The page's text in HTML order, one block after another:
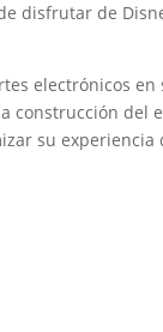
disfrutar de
electrónicos en
construcción del
su experiencia